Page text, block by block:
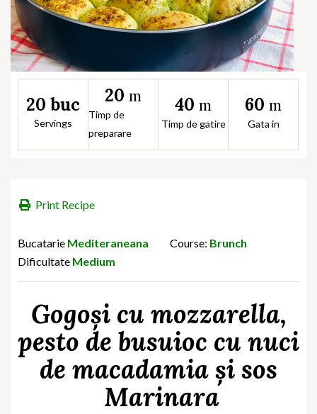
20 buc
Servings
20 m
Timp de
preparare
40 m
Timp de gatire
60 m
Gata in
Print Recipe
Bucatarie Mediteraneana Course: Brunch
Dificultate Medium
Gogoși cu mozzarella,
pesto de busuioc cu nuci
de macadamia și sos
Marinara